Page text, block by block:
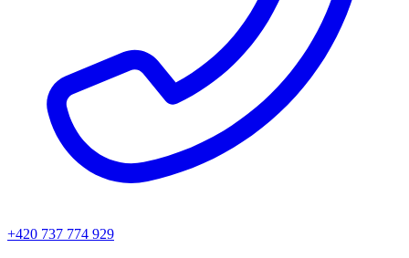
+420 737 774 929